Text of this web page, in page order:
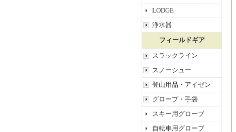
LODGE
浄水器
フィールドギア
スラックライン
スノーシュー
登山用品・アイゼン
グローブ・手袋
スキー用グローブ
自転車用グローブ